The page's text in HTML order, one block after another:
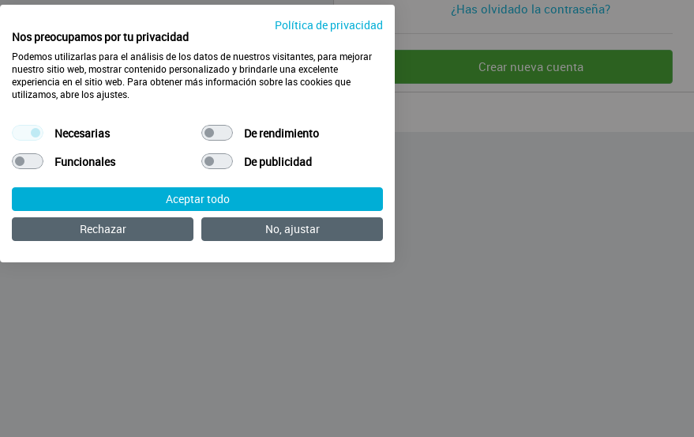
¿Has olvidado la contraseña?
Crear nueva cuenta
Política de privacidad
Nos preocupamos por tu privacidad
Podemos utilizarlas para el análisis de los datos de nuestros visitantes, para mejorar
nuestro sitio web, mostrar contenido personalizado y brindarle una excelente
experiencia en el sitio web. Para obtener más información sobre las cookies que
utilizamos, abre los ajustes.
Necesarias
De rendimiento
Funcionales
De publicidad
Aceptar todo
Rechazar
No, ajustar